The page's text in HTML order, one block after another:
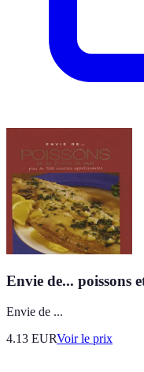
Envie de... poissons
Envie de ...
4.13 EURVoir le prix